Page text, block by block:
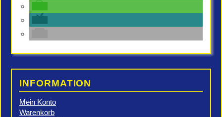
INFORMATION
Mein Konto
Warenkorb